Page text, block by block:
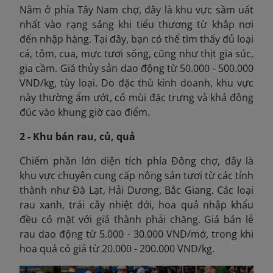
Nằm ở phía Tây Nam chợ, đây là khu vực sầm uất
nhất vào rạng sáng khi tiểu thương từ khắp nơi
đến nhập hàng. Tại đây, bạn có thể tìm thấy đủ loại
cá, tôm, cua, mực tươi sống, cũng như thịt gia súc,
gia cầm. Giá thủy sản dao động từ 50.000 - 500.000
VND/kg, tùy loại. Do đặc thù kinh doanh, khu vực
này thường ẩm ướt, có mùi đặc trưng và khá đông
đúc vào khung giờ cao điểm.
2 - Khu bán rau, củ, quả
Chiếm phần lớn diện tích phía Đông chợ, đây là
khu vực chuyên cung cấp nông sản tươi từ các tỉnh
thành như Đà Lạt, Hải Dương, Bắc Giang. Các loại
rau xanh, trái cây nhiệt đới, hoa quả nhập khẩu
đều có mặt với giá thành phải chăng. Giá bán lẻ
rau dao động từ 5.000 - 30.000 VND/mớ, trong khi
hoa quả có giá từ 20.000 - 200.000 VND/kg.